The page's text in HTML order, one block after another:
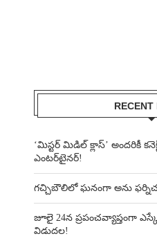
RECENT
‘మిస్టర్ మిడిల్ క్లాస్’ అందరికీ
ఎంటర్‌టైనర్!
గచ్చిబౌలిలో ఘనంగా అను ఫర్నిచర్
జూలై 24న ప్రపంచవ్యాప్తంగా
విడుదల!